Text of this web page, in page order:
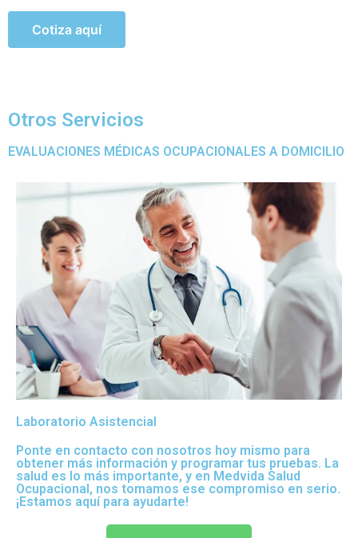
incapacidad temporal propia del trabajo.
Cotiza aquí
Otros Servicios
EVALUACIONES MÉDICAS OCUPACIONALES A DOMICILIO
Laboratorio Asistencial
Ponte en contacto con nosotros hoy mismo para
obtener más información y programar tus pruebas. La
salud es lo más importante, y en Medvida Salud
Ocupacional, nos tomamos ese compromiso en serio.
¡Estamos aquí para ayudarte!